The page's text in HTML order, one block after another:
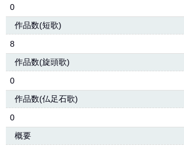
0
作品数(短歌)
8
作品数(旋頭歌)
0
作品数(仏足石歌)
0
概要